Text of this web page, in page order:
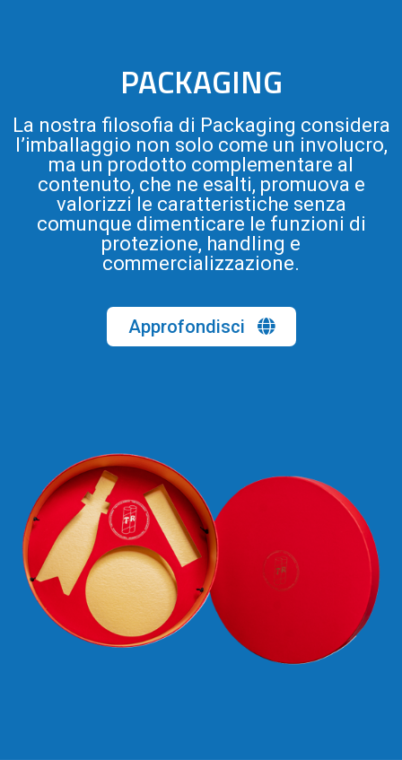
PACKAGING
La nostra filosofia di Packaging considera
l’imballaggio non solo come un involucro,
ma un prodotto complementare al
contenuto, che ne esalti, promuova e
valorizzi le caratteristiche senza
comunque dimenticare le funzioni di
protezione, handling e
commercializzazione.
Approfondisci